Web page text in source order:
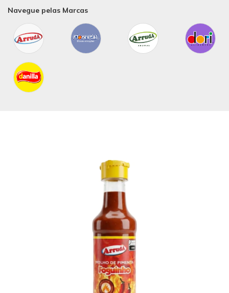
Navegue pelas Marcas